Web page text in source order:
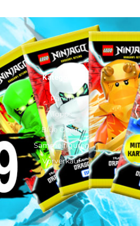
Kategorien
Panini
Topps
Blue Ocean
Sammelfiguren
Vorverkauf